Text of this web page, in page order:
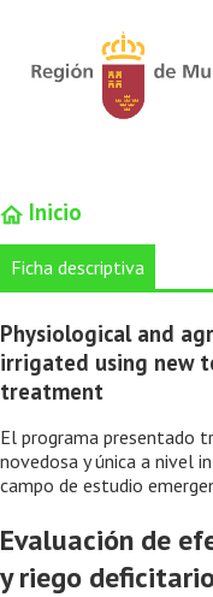
Inicio
Ficha descriptiva
Physiological and
irrigated using new
treatment
El programa presentado
novedosa y única a nivel
campo de estudio
Evaluación de
y riego